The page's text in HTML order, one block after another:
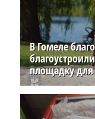
В Гомеле
площадку